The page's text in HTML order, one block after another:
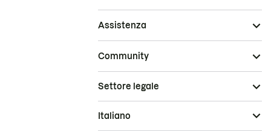
Assistenza
Community
Settore legale
Italiano